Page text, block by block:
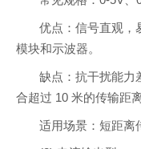
优点：信号直观，
模块和示波器。
缺点：抗干扰能力
合超过 10 米的传输距离
适用场景：短距离